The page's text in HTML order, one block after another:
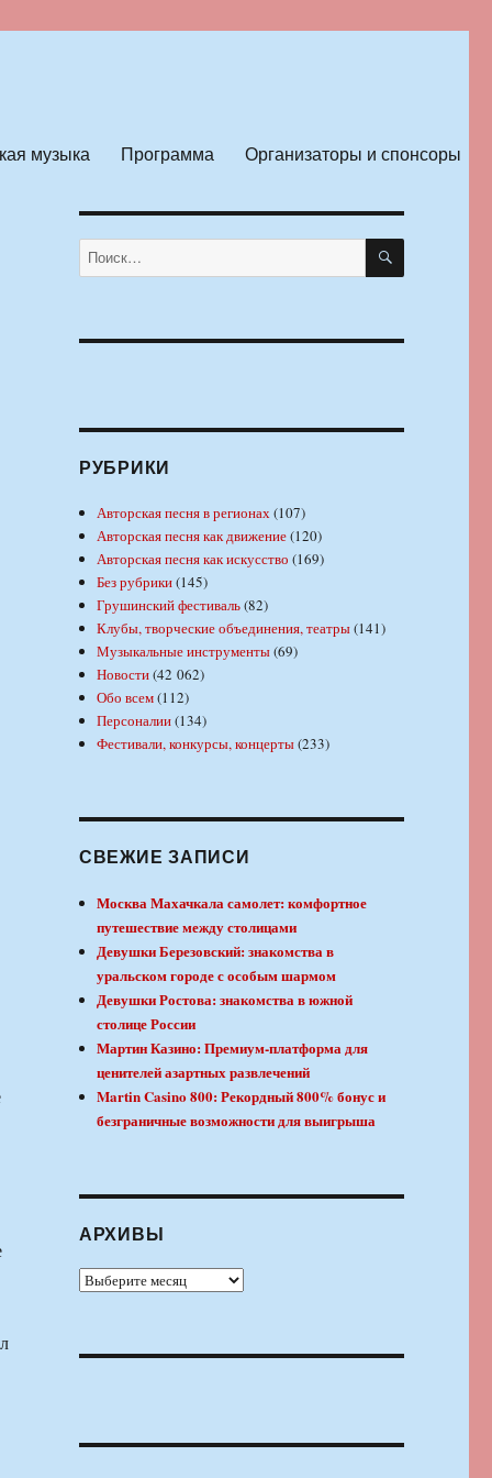
музыка Программа Организаторы и спонсоры
Искать: ПОИСК
РУБРИКИ
Авторская песня в регионах(107)
Авторская песня как движение(120)
Авторская песня как искусство (169)
Без рубрики(145)
Грушинский фестиваль(82)
Клубы, творческие объединения, театры(141)
Музыкальные инструменты(69)
Новости(42 062)
Обо всем(112)
Персоналии(134)
Фестивали, конкурсы, концерты(233)
СВЕЖИЕ ЗАПИСИ
Москва Махачкала самолет: комфортное
путешествие между столицами
Девушки Березовский: знакомства в
уральском городе с особым шармом
Девушки Ростова: знакомства в южной
столице России
Мартин Казино: Премиум-платформа для
ценителей азартных развлечений
Martin Casino 800: Рекордный 800% бонус и
безграничные возможности для выигрыша
АРХИВЫ
Архивы